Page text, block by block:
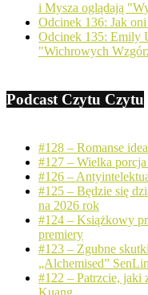
i Mysza oglądają
Odcinek 136: Jak
Odcinek 135: Emily
"Wichrowych
Podcast Czytu Czytu
#128 – Romanse
#127 – Wielka
#126 –
#125 – Będzie się
na 2026 rok
#124 – Książkowy
premiery
#123 – Zgubne
„Alchemised”
#122 – Patrzcie, jaki